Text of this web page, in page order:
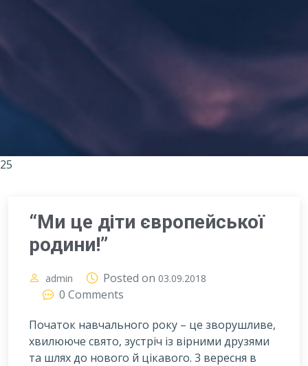
25
“Ми це діти європейської
родини!”
admin Posted on 03.09.2018
0 Comments
Початок навчального року – це зворушливе,
хвилююче свято, зустріч із вірними друзями
та шлях до нового й цікавого. 3 вересня в